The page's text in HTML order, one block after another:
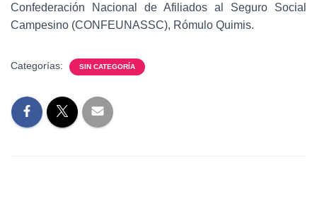
Confederación Nacional de Afiliados al Seguro Social
Campesino (CONFEUNASSC), Rómulo Quimis.
Categorías: SIN CATEGORÍA